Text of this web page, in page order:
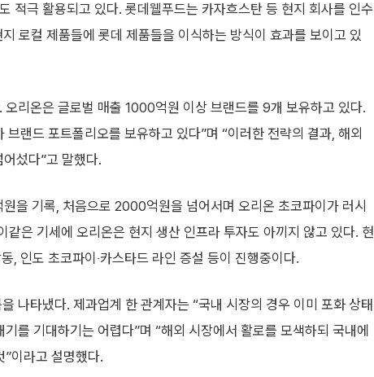
적극 활용되고 있다. 롯데웰푸드는 카자흐스탄 등 현지 회사를 인수
로컬 제품들에 롯데 제품들을 이식하는 방식이 효과를 보이고 있
리온은 글로벌 매출 1000억원 이상 브랜드를 9개 보유하고 있다.
랜드 포트폴리오를 보유하고 있다”며 “이러한 전략의 결과, 해외
섰다”고 말했다.
을 기록, 처음으로 2000억원을 넘어서며 오리온 초코파이가 러시
같은 기세에 오리온은 현지 생산 인프라 투자도 아끼지 않고 있다. 현
, 인도 초코파이‧카스타드 라인 증설 등이 진행중이다.
나타냈다. 제과업계 한 관계자는 “국내 시장의 경우 이미 포화 상태
를 기대하기는 어렵다”며 “해외 시장에서 활로를 모색하되 국내에
이라고 설명했다.